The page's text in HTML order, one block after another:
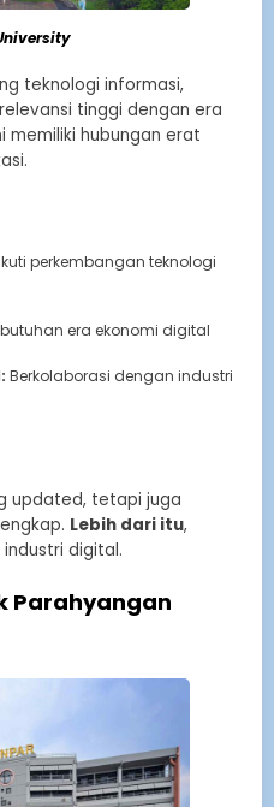
teknologi informasi,
tinggi dengan era
memiliki hubungan erat
perkembangan teknologi
era ekonomi digital
Berkolaborasi dengan industri
updated, tetapi juga
Lebih dari itu,
digital.
Parahyangan